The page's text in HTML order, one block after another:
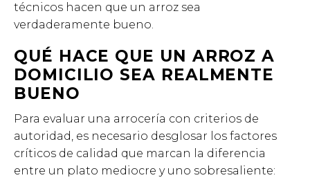
técnicos hacen que un arroz sea
verdaderamente bueno.
QUÉ HACE QUE UN ARROZ A
DOMICILIO SEA REALMENTE
BUENO
Para evaluar una arrocería con criterios de
autoridad, es necesario desglosar los factores
críticos de calidad que marcan la diferencia
entre un plato mediocre y uno sobresaliente: